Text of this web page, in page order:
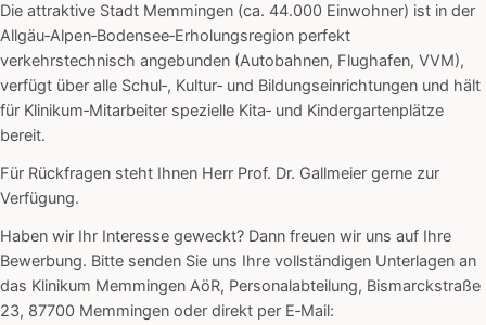
Die attraktive Stadt Memmingen (ca. 44.000 Einwohner) ist in der
Allgäu‑Alpen‑Bodensee‑Erholungsregion perfekt
verkehrstechnisch angebunden (Autobahnen, Flughafen, VVM),
verfügt über alle Schul‑, Kultur‑ und Bildungseinrichtungen und hält
für Klinikum‑Mitarbeiter spezielle Kita‑ und Kindergartenplätze
bereit.
Für Rückfragen steht Ihnen Herr Prof. Dr. Gallmeier gerne zur
Verfügung.
Haben wir Ihr Interesse geweckt? Dann freuen wir uns auf Ihre
Bewerbung. Bitte senden Sie uns Ihre vollständigen Unterlagen an
das Klinikum Memmingen AöR, Personalabteilung, Bismarckstraße
23, 87700 Memmingen oder direkt per E‑Mail: